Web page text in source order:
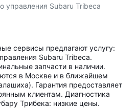
управления Subaru Tribeca
сервисы предлагают услугу:
Subaru Tribeca.
запчасти в наличии.
в Москве и в ближайшем
Гарантия предоставляет
клиентам. Диагностика
Трибека: низкие цены.